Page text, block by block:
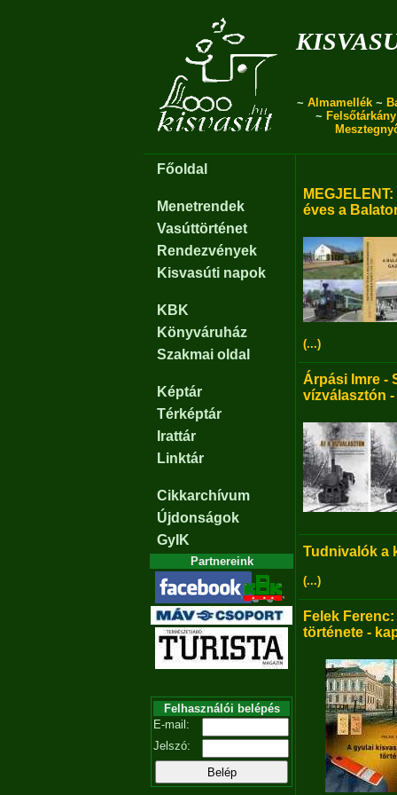
~ Almamellék~
~ Felsőtárkány
Főoldal
Menetrendek
Vasúttörténet
Rendezvények
Kisvasúti napok
KBK
Könyváruház
Szakmai oldal
Képtár
Térképtár
Irattár
Linktár
Cikkarchívum
Újdonságok
GyIK
Partnereink
Felhasználói belépés
E-mail:
Jelszó:
éves a
(...)
Árpási Imre -
vízválasztón
Tudnivalók a
(...)
Felek
története -